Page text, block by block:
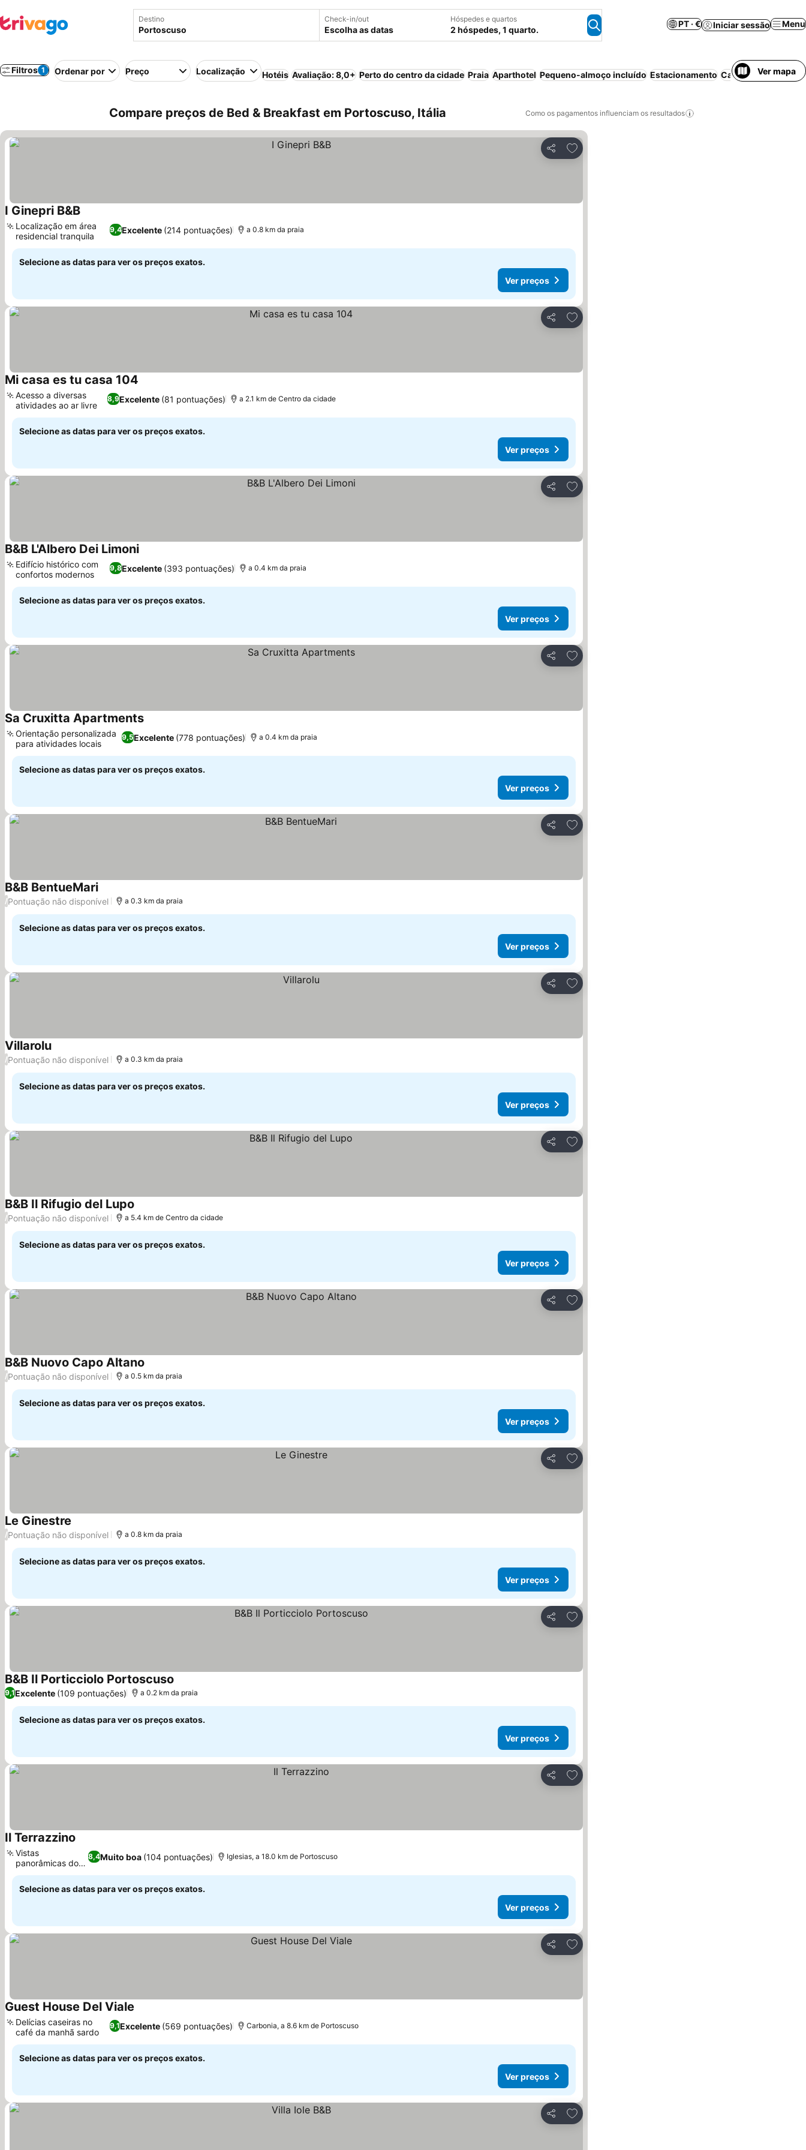
Destino Check-in/out
Escolha as datas
Hóspedes e quartos
2 hóspedes, 1 quarto.
PT · € Iniciar sessão Menu
Filtros 1 Ordenar por Preço Localização Hotéis Avaliação: 8,0+ Perto do centro da cidade Praia Aparthotel Pequeno-almoço incluído Estacionamento Casa/apartamento
Ver mapa
Compare preços de Bed & Breakfast em Portoscuso, Itália Como os pagamentos influenciam os resultados
Partilhar
Adicionar aos favoritos
I Ginepri B&B
9,4Excelente (214 pontuações)
Localização em área
residencial tranquila
a 0.8 km da praia
Selecione as datas para ver os preços exatos.
Ver preços
Partilhar
Adicionar aos favoritos
Mi casa es tu casa 104
8,9Excelente (81 pontuações)
Acesso a diversas
atividades ao ar livre
a 2.1 km de Centro da cidade
Selecione as datas para ver os preços exatos.
Ver preços
Partilhar
Adicionar aos favoritos
B&B L'Albero Dei Limoni
9,8Excelente (393 pontuações)
Edifício histórico com
confortos modernos
a 0.4 km da praia
Selecione as datas para ver os preços exatos.
Ver preços
Partilhar
Adicionar aos favoritos
Sa Cruxitta Apartments
9,5Excelente (778 pontuações)
Orientação personalizada
para atividades locais
a 0.4 km da praia
Selecione as datas para ver os preços exatos.
Ver preços
Partilhar
Adicionar aos favoritos
B&B BentueMari
/Pontuação não disponível a 0.3 km da praia
Selecione as datas para ver os preços exatos.
Ver preços
Partilhar
Adicionar aos favoritos
Villarolu
/Pontuação não disponível a 0.3 km da praia
Selecione as datas para ver os preços exatos.
Ver preços
Partilhar
Adicionar aos favoritos
B&B Il Rifugio del Lupo
/Pontuação não disponível a 5.4 km de Centro da cidade
Selecione as datas para ver os preços exatos.
Ver preços
Partilhar
Adicionar aos favoritos
B&B Nuovo Capo Altano
/Pontuação não disponível a 0.5 km da praia
Selecione as datas para ver os preços exatos.
Ver preços
Partilhar
Adicionar aos favoritos
Le Ginestre
/Pontuação não disponível a 0.8 km da praia
Selecione as datas para ver os preços exatos.
Ver preços
Partilhar
Adicionar aos favoritos
B&B Il Porticciolo Portoscuso
9,1Excelente (109 pontuações) a 0.2 km da praia
Selecione as datas para ver os preços exatos.
Ver preços
Partilhar
Adicionar aos favoritos
Il Terrazzino
8,4Muito boa (104 pontuações)
Vistas
panorâmicas do
terraço
Iglesias, a 18.0 km de Portoscuso
Selecione as datas para ver os preços exatos.
Ver preços
Partilhar
Adicionar aos favoritos
Guest House Del Viale
9,1Excelente (569 pontuações)
Delícias caseiras no
café da manhã sardo
Carbonia, a 8.6 km de Portoscuso
Selecione as datas para ver os preços exatos.
Ver preços
Partilhar
Adicionar aos favoritos